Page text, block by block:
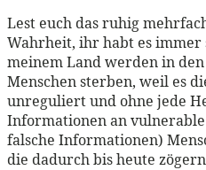
Lest euch das ruhig
Wahrheit, ihr habt es immer
meinem Land werden in
Menschen sterben, weil es
unreguliert und ohne jede
Informationen an
falsche Informationen)
die dadurch bis heute